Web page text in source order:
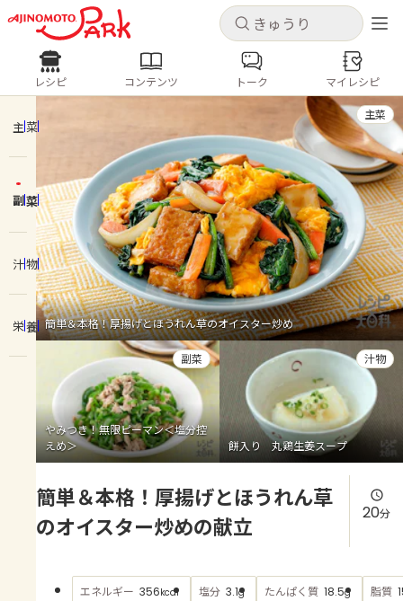
キャンセル
ログインするとレシピを保存できます
新規登録
ホーム
コンテンツ
レシピ
トーク
よくあるお問い合わせ
お買い物
AJINOMOTO PARK とは
キャンセル
レシピ コンテンツ
人気の食材・レシピ
きゅうり なす トマト
とうもろこし
ピーマン
みょうが ゴーヤ
レシピ コンテンツ トーク マイレシピ
主菜
副菜
汁物
栄養 簡単＆本格！厚揚げとほうれん草のオイスター炒め
主菜
やみつき！無限ピーマン＜塩分控
えめ＞
副菜
餅入り 丸鶏生姜スープ
汁物
簡単＆本格！厚揚げとほうれん草
のオイスター炒めの献立
20分
エネルギー 356kcal 塩分 3.1g たんぱく質 18.5g 脂質